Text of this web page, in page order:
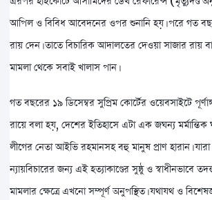
আপিল ও বিবিধ আবেদনের ওপর শুনানি হয়। পরে গত
রায় দেন। তাতে বিচারিক আদালতের দেওয়া সাজার রায়
মামলা থেকে সবাই খালাস পান।
গত বছরের ১৯ ডিসেম্বর সুপ্রিম কোর্টের ওয়েবসাইটে
রায়ে বলা হয়, দেশের ইতিহাসে এটা এক জঘন্য
লীগের নেতা আইভি রহমানসহ বহু মানুষ প্রাণ হারান।
ন্যায়বিচারের জন্য এই হত্যাকাণ্ডের সুষ্ঠু ও স্বাধীনভাবে
মামলার ক্ষেত্রে এখনো সম্পূর্ণ অনুপস্থিত। যথাযথ ও